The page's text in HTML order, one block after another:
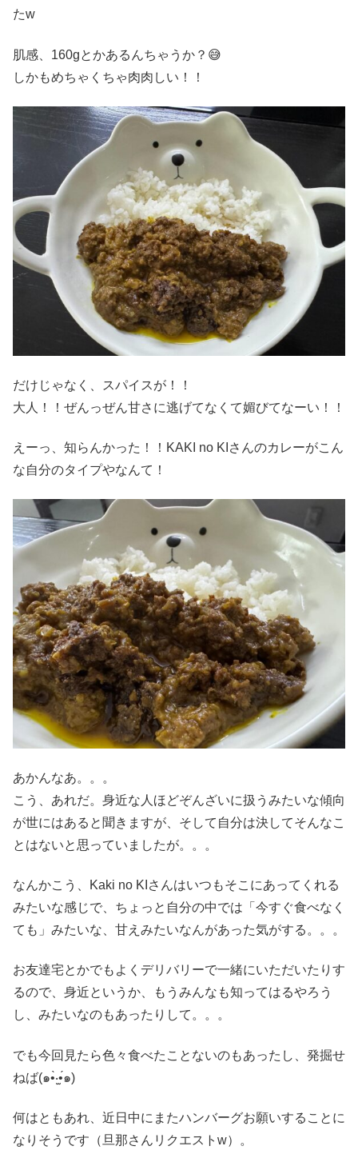
たw
肌感、160gとかあるんちゃうか？😅
しかもめちゃくちゃ肉肉しい！！
だけじゃなく、スパイスが！！
大人！！ぜんっぜん甘さに逃げてなくて媚びてなーい！！
えーっ、知らんかった！！KAKI no KIさんのカレーがこん
な自分のタイプやなんて！
あかんなあ。。。
こう、あれだ。身近な人ほどぞんざいに扱うみたいな傾向
が世にはあると聞きますが、そして自分は決してそんなこ
とはないと思っていましたが。。。
なんかこう、Kaki no KIさんはいつもそこにあってくれる
みたいな感じで、ちょっと自分の中では「今すぐ食べなく
ても」みたいな、甘えみたいなんがあった気がする。。。
お友達宅とかでもよくデリバリーで一緒にいただいたりす
るので、身近というか、もうみんなも知ってはるやろう
し、みたいなのもあったりして。。。
でも今回見たら色々食べたことないのもあったし、発掘せ
ねば(๑•̀‧̫•́๑)
何はともあれ、近日中にまたハンバーグお願いすることに
なりそうです（旦那さんリクエストw）。